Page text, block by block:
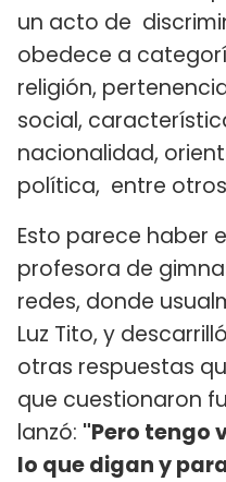
un acto de
obedece a
religión,
social,
nacionalidad,
política, entre
Esto parece haber
profesora de
redes, donde
Luz Tito, y
otras respuestas
que cuestionaron
lanzó: "Pero tengo
lo que digan y